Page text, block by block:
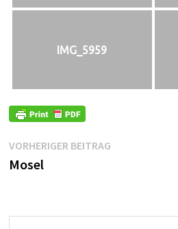
IMG_5959
Beitragsnavigation
VORHERIGER BEITRAGVorheriger
Mosel